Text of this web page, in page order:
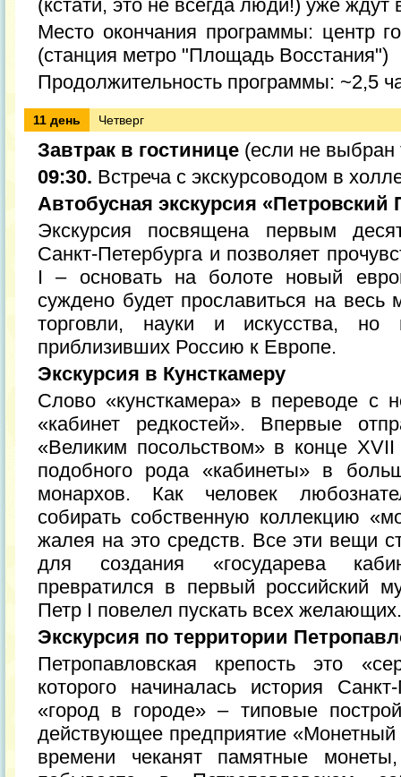
(кстати, это не всегда люди!) уже ждут
Место окончания программы: центр
(станция метро "Площадь Восстания")
Продолжительность программы: ~2,5
11 день Четверг
Завтрак в гостинице (если не выбран
09:30. Встреча с экскурсоводом в
Автобусная экскурсия «Петровский
Экскурсия посвящена первым
Санкт-Петербурга и позволяет
I – основать на болоте новый
суждено будет прославиться на весь
торговли, науки и искусства,
приблизивших Россию к Европе.
Экскурсия в Кунсткамеру
Слово «кунсткамера» в переводе с
«кабинет редкостей». Впервые
«Великим посольством» в конце
подобного рода «кабинеты» в
монархов. Как человек
собирать собственную коллекцию
жалея на это средств. Все эти вещи
для создания «государева
превратился в первый российский
Петр I повелел пускать всех желающих.
Экскурсия по территории
Петропавловская крепость это
которого начиналась история
«город в городе» – типовые
действующее предприятие «Монетный
времени чеканят памятные